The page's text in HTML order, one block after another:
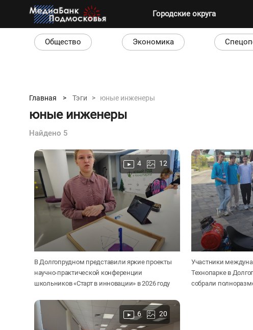
Городские округа
Общество Экономика
Главная > Тэги > юные инженеры
юные инженеры
Найдено 5
4 12
В Долгопрудном представили яркие проекты
научно-практической конференции
школьников «Старт в инновации» в 2026 году
Участники
Технопарке в
собрали
6 20